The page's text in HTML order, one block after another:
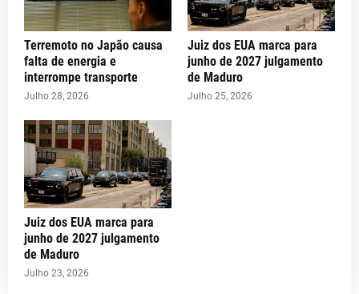
Terremoto no Japão causa
falta de energia e
interrompe transporte
Julho 28, 2026
Juiz dos EUA marca para
junho de 2027 julgamento
de Maduro
Julho 25, 2026
Juiz dos EUA marca para
junho de 2027 julgamento
de Maduro
Julho 23, 2026